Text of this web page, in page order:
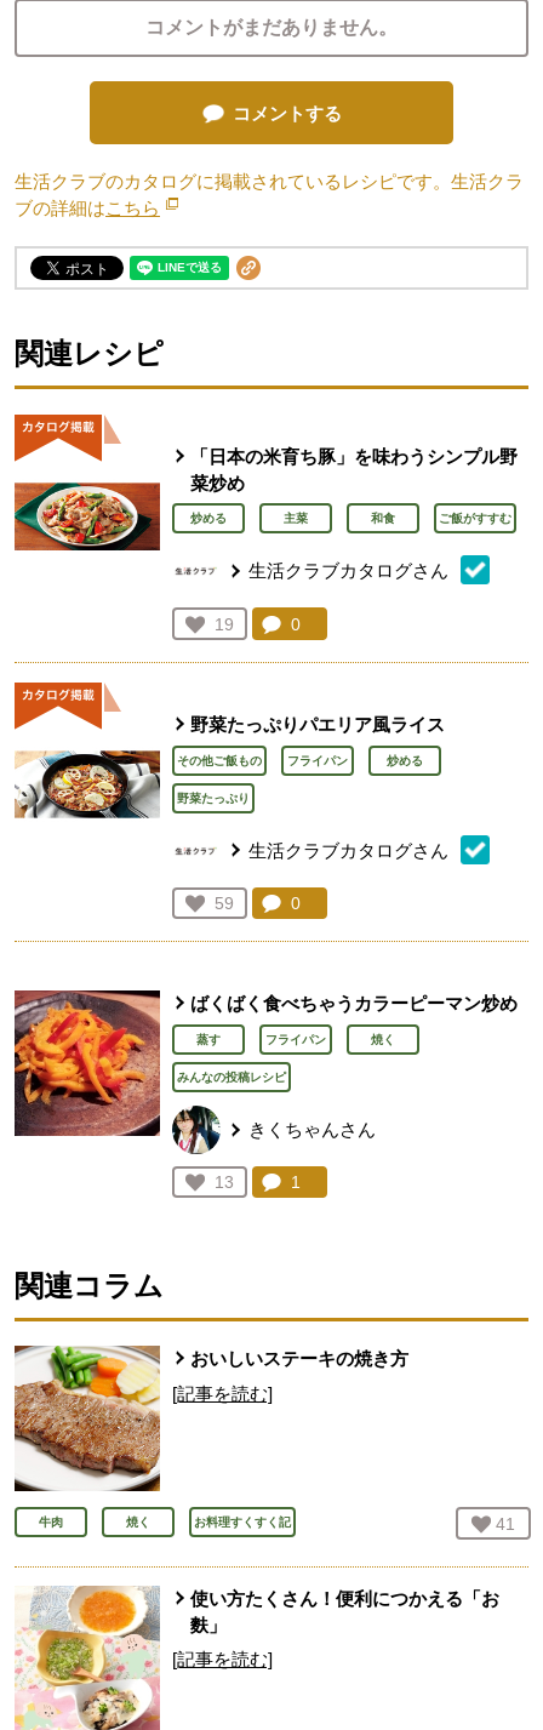
コメントがまだありません。
コメントする
生活クラブのカタログに掲載されているレシピです。生活クラ
ブの詳細はこちら 別のウィンドウで開きます。
関連レシピ
「日本の米育ち豚」を味わうシンプル野
菜炒め
炒める 主菜 和食 ご飯がすすむ
生活クラブカタログさん
お気に入り登録：
19
人が登録
コメント：
0
野菜たっぷりパエリア風ライス
その他ご飯もの フライパン 炒める
野菜たっぷり
生活クラブカタログさん
お気に入り登録：
59
人が登録
コメント：
0
ばくばく食べちゃうカラーピーマン炒め
蒸す フライパン 焼く
みんなの投稿レシピ
きくちゃんさん
お気に入り登録：
13
人が登録
コメント：
1
関連コラム
おいしいステーキの焼き方
[記事を読む]
牛肉 焼く お料理すくすく記 お気
41
使い方たくさん！便利につかえる「お
麩」
[記事を読む]